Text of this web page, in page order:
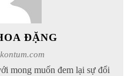
ĐẶNG
mong muốn đem lại sự đổi